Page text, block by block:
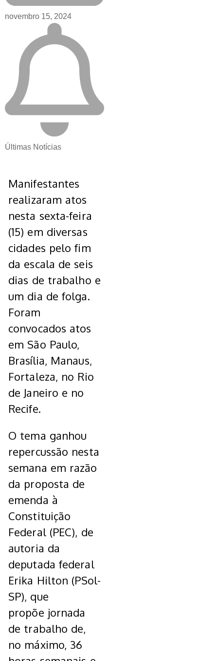
novembro 15, 2024
Últimas Notícias
Manifestantes
realizaram atos
nesta sexta-feira
(15) em diversas
cidades pelo fim
da escala de seis
dias de trabalho e
um dia de folga.
Foram
convocados atos
em São Paulo,
Brasília, Manaus,
Fortaleza, no Rio
de Janeiro e no
Recife.
O tema ganhou
repercussão nesta
semana em razão
da proposta de
emenda à
Constituição
Federal (PEC), de
autoria da
deputada federal
Erika Hilton (PSol-
SP), que
propõe jornada
de trabalho de,
no máximo, 36